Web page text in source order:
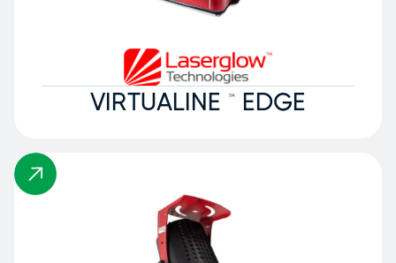
VIRTUALINE ™ EDGE